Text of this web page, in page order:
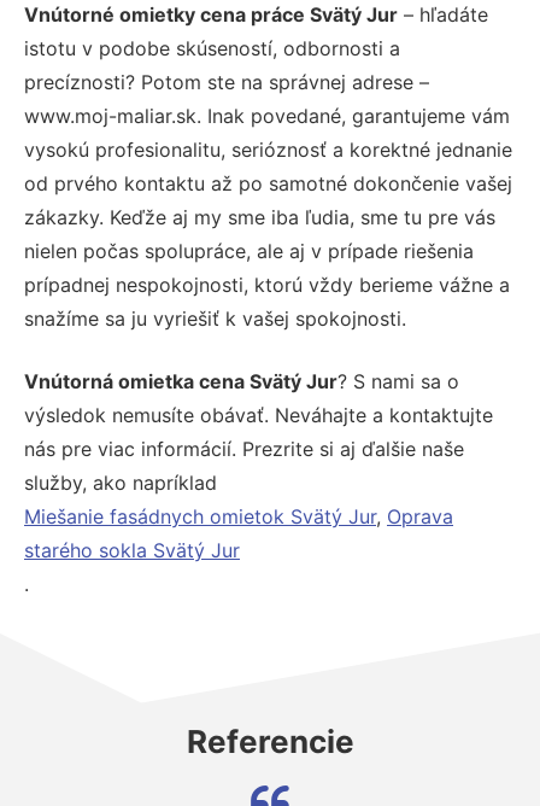
Vnútorné omietky cena práce Svätý Jur – hľadáte
istotu v podobe skúseností, odbornosti a
precíznosti? Potom ste na správnej adrese –
www.moj-maliar.sk. Inak povedané, garantujeme vám
vysokú profesionalitu, serióznosť a korektné jednanie
od prvého kontaktu až po samotné dokončenie vašej
zákazky. Keďže aj my sme iba ľudia, sme tu pre vás
nielen počas spolupráce, ale aj v prípade riešenia
prípadnej nespokojnosti, ktorú vždy berieme vážne a
snažíme sa ju vyriešiť k vašej spokojnosti.
Vnútorná omietka cena Svätý Jur? S nami sa o
výsledok nemusíte obávať. Neváhajte a kontaktujte
nás pre viac informácií. Prezrite si aj ďalšie naše
služby, ako napríklad
Miešanie fasádnych omietok Svätý Jur, Oprava
starého sokla Svätý Jur
.
Referencie